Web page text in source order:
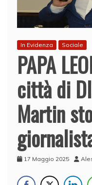
In Evidenza Sociale
PAPA
città di
Martin
17 Maggio 2025